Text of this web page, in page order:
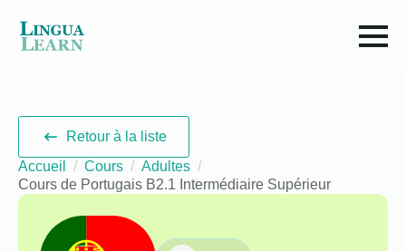
Retour à la liste
Accueil
Cours
Adultes
Cours de Portugais B2.1 Intermédiaire Supérieur